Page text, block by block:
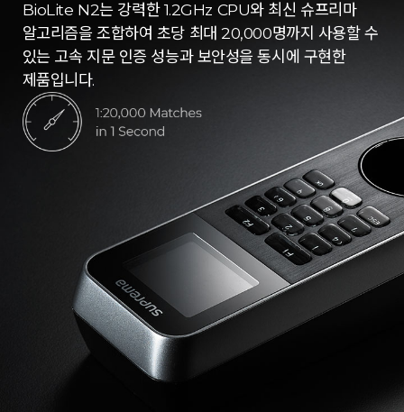
BioLite N2는 강력한 1.2GHz CPU와 최신 슈프리마
알고리즘을 조합하여 초당 최대 20,000명까지 사용할 수
있는 고속 지문 인증 성능과 보안성을 동시에 구현한
제품입니다.